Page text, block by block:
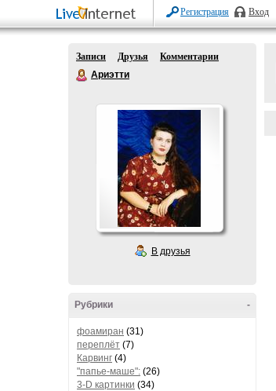
Регистрация Вход
Записи Друзья
Комментарии
Ариэтти
В друзья
-
Рубрики
фоамиран (31)
переплёт (7)
Карвинг (4)
"папье-маше": (26)
3-D картинки (34)